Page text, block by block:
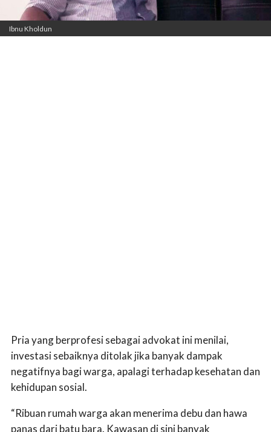
Ibnu Kholdun
Pria yang berprofesi sebagai advokat ini menilai,
investasi sebaiknya ditolak jika banyak dampak
negatifnya bagi warga, apalagi terhadap kesehatan dan
kehidupan sosial.
“Ribuan rumah warga akan menerima debu dan hawa
panas dari batu bara. Kawasan di sini banyak